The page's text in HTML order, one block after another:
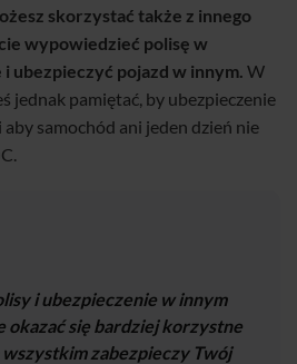
skorzystać także z innego
wypowiedzieć polisę w
ubezpieczyć pojazd w innym. W
jednak pamiętać, by ubezpieczenie
aby samochód ani jeden dzień nie
i ubezpieczenie w innym
okazać się bardziej korzystne
zabezpieczy Twój